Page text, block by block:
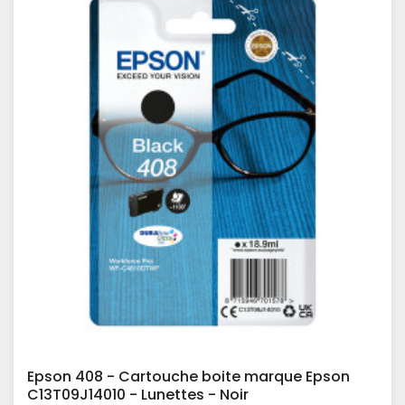
Epson 408 - Cartouche boite marque Epson
C13T09J14010 - Lunettes - Noir